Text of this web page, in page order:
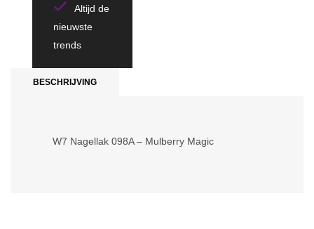
Altijd de
nieuwste
trends
BESCHRIJVING
W7 Nagellak 098A – Mulberry Magic